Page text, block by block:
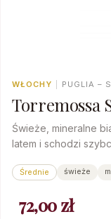
WŁOCHY PUGLIA –
Torremossa
Świeże, mineralne
latem i schodzi
Średnie świeże
72,00zł